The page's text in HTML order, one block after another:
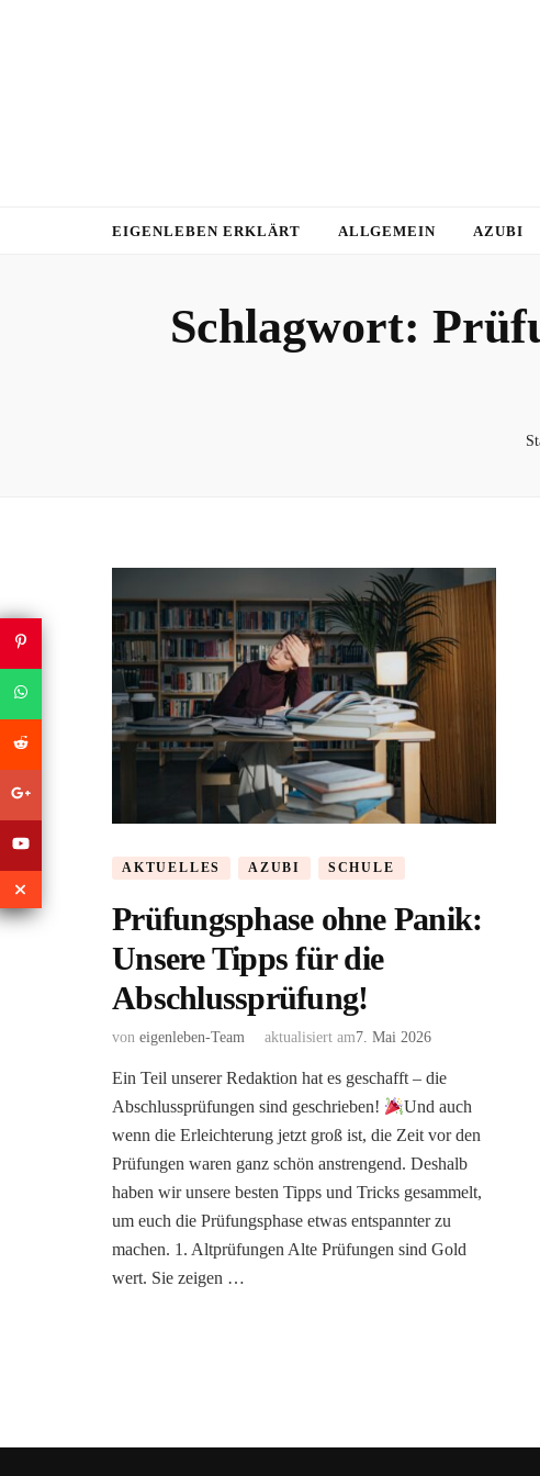
EIGENLEBEN ERKLÄRT ALLGEMEIN AZUBI
Schlagwort:
AKTUELLES AZUBI SCHULE
Prüfungsphase ohne Panik:
Unsere Tipps für die
Abschlussprüfung!
von eigenleben-Team aktualisiert am7. Mai 2026
Ein Teil unserer Redaktion hat es geschafft – die
Abschlussprüfungen sind geschrieben!
Und auch
wenn die Erleichterung jetzt groß ist, die Zeit vor den
Prüfungen waren ganz schön anstrengend. Deshalb
haben wir unsere besten Tipps und Tricks gesammelt,
um euch die Prüfungsphase etwas entspannter zu
machen. 1. Altprüfungen Alte Prüfungen sind Gold
wert. Sie zeigen …